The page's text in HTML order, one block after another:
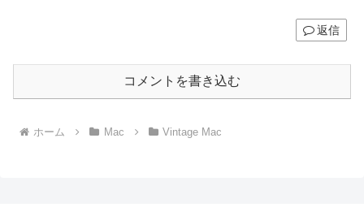
返信
コメントを書き込む
ホーム Mac Vintage Mac